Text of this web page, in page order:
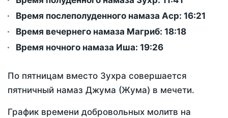
Время послеполуденного намаза Аср: 16:21
Время вечернего намаза Магриб: 18:18
Время ночного намаза Иша: 19:26
По пятницам вместо Зухра совершается
пятничный намаз Джума (Жума) в мечети.
График времени добровольных молитв на